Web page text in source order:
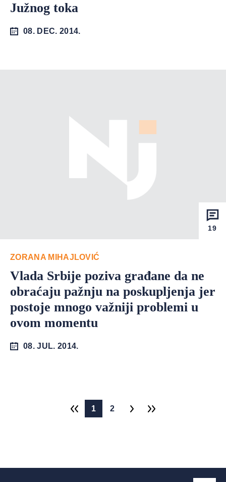
Južnog toka
08. DEC. 2014.
19
ZORANA MIHAJLOVIĆ
Vlada Srbije poziva građane da ne
obraćaju pažnju na poskupljenja jer
postoje mnogo važniji problemi u
ovom momentu
08. JUL. 2014.
1 2